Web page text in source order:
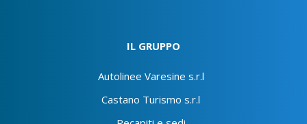
IL GRUPPO
Autolinee Varesine s.r.l
Castano Turismo s.r.l